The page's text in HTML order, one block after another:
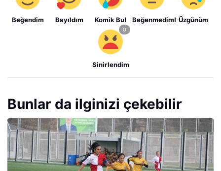
Beğendim Bayıldım Komik Bu! Beğenmedim! Üzgünüm
Sinirlendim
Bunlar da ilginizi çekebilir